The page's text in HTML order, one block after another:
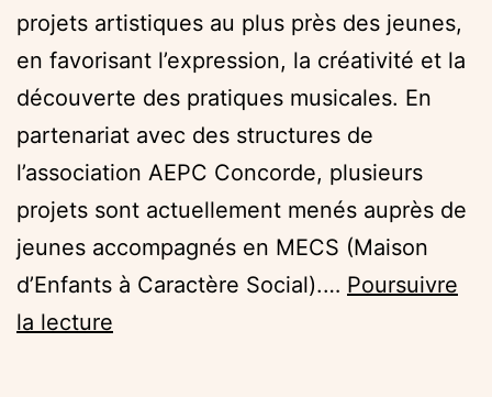
projets artistiques au plus près des jeunes,
en favorisant l’expression, la créativité et la
découverte des pratiques musicales. En
partenariat avec des structures de
l’association AEPC Concorde, plusieurs
projets sont actuellement menés auprès de
jeunes accompagnés en MECS (Maison
d’Enfants à Caractère Social).… Poursuivre
la lecture